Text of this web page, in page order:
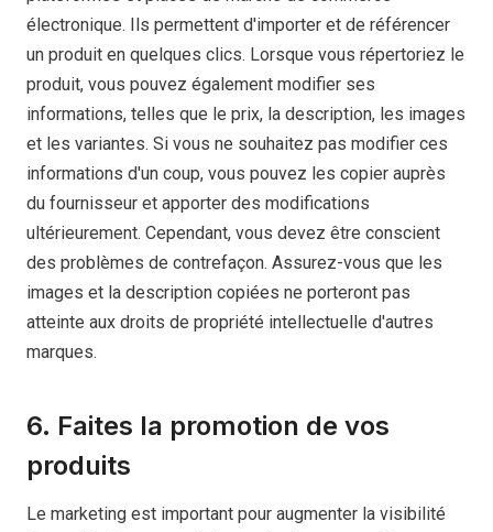
électronique. Ils permettent d'importer et de référencer
un produit en quelques clics. Lorsque vous répertoriez le
produit, vous pouvez également modifier ses
informations, telles que le prix, la description, les images
et les variantes. Si vous ne souhaitez pas modifier ces
informations d'un coup, vous pouvez les copier auprès
du fournisseur et apporter des modifications
ultérieurement. Cependant, vous devez être conscient
des problèmes de contrefaçon. Assurez-vous que les
images et la description copiées ne porteront pas
atteinte aux droits de propriété intellectuelle d'autres
marques.
6. Faites la promotion de vos
produits
Le marketing est important pour augmenter la visibilité